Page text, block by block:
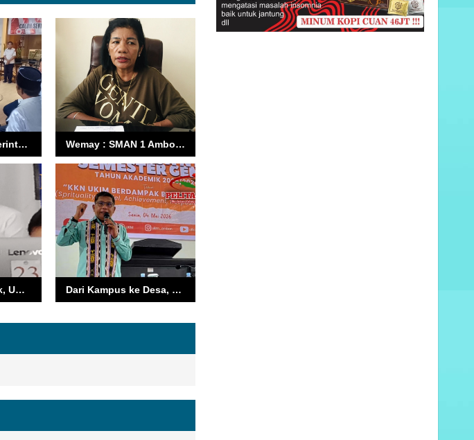
Walikota Ambon Perintahkan Tindak Tegas Bullying di SD 79 Wemay : SMAN 1 Ambon Rencana Gelar Lomba Ngaji, Saritilawah dan Azan Pada Ajang Porseni
Pendaftar Melonjak, Unpatti Resmi Jadi Kampus Primadona Maluku Dari Kampus ke Desa, Wali Kota Ambon Minta Mahasiswa KKN Jadi Agen Perubahan Nyata